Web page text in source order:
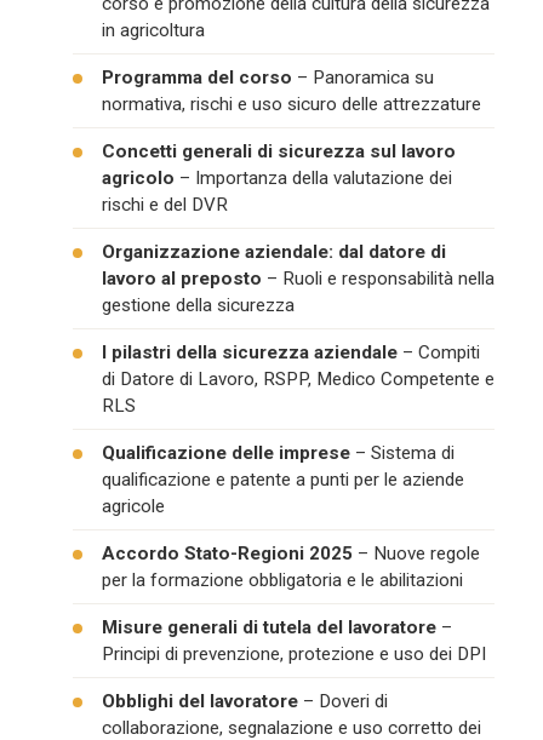
in agricoltura
Programma del corso – Panoramica su
normativa, rischi e uso sicuro delle attrezzature
Concetti generali di sicurezza sul lavoro
agricolo – Importanza della valutazione dei
rischi e del DVR
Organizzazione aziendale: dal datore di
lavoro al preposto – Ruoli e responsabilità nella
gestione della sicurezza
I pilastri della sicurezza aziendale – Compiti
di Datore di Lavoro, RSPP, Medico Competente e
RLS
Qualificazione delle imprese – Sistema di
qualificazione e patente a punti per le aziende
agricole
Accordo Stato-Regioni 2025 – Nuove regole
per la formazione obbligatoria e le abilitazioni
Misure generali di tutela del lavoratore –
Principi di prevenzione, protezione e uso dei DPI
Obblighi del lavoratore – Doveri di
collaborazione, segnalazione e uso corretto dei